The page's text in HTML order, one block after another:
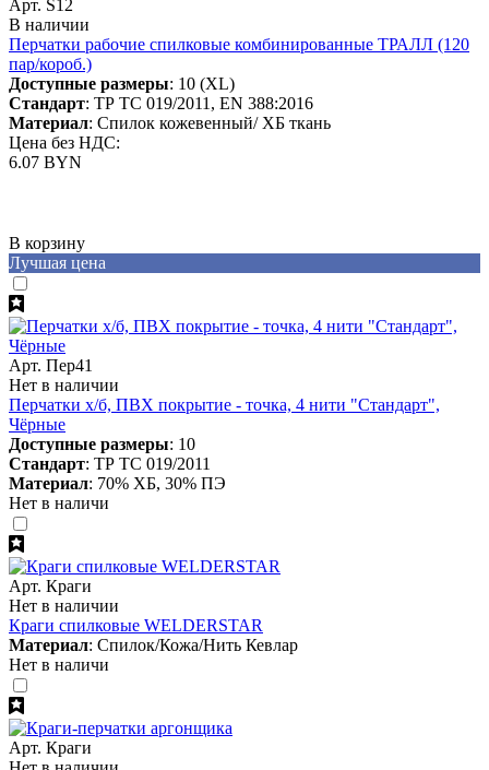
Арт. S12
В наличии
Перчатки рабочие спилковые комбинированные ТРАЛЛ (120
пар/короб.)
Доступные размеры: 10 (XL)
Стандарт: ТР ТС 019/2011, EN 388:2016
Материал: Спилок кожевенный/ ХБ ткань
Цена без НДС:
6.07 BYN
В корзину
Лучшая цена
Арт. Пер41
Нет в наличии
Перчатки х/б, ПВХ покрытие - точка, 4 нити "Стандарт",
Чёрные
Доступные размеры: 10
Стандарт: ТР ТС 019/2011
Материал: 70% ХБ, 30% ПЭ
Нет в наличи
Арт. Краги
Нет в наличии
Краги спилковые WELDERSTAR
Материал: Спилок/Кожа/Нить Кевлар
Нет в наличи
Арт. Краги